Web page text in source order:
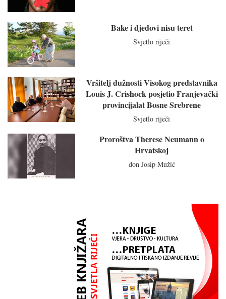
Bake i djedovi nisu teret
Svjetlo riječi
Vršitelj dužnosti Visokog predstavnika
Louis J. Crishock posjetio Franjevački
provincijalat Bosne Srebrene
Svjetlo riječi
Proroštva Therese Neumann o
Hrvatskoj
don Josip Mužić